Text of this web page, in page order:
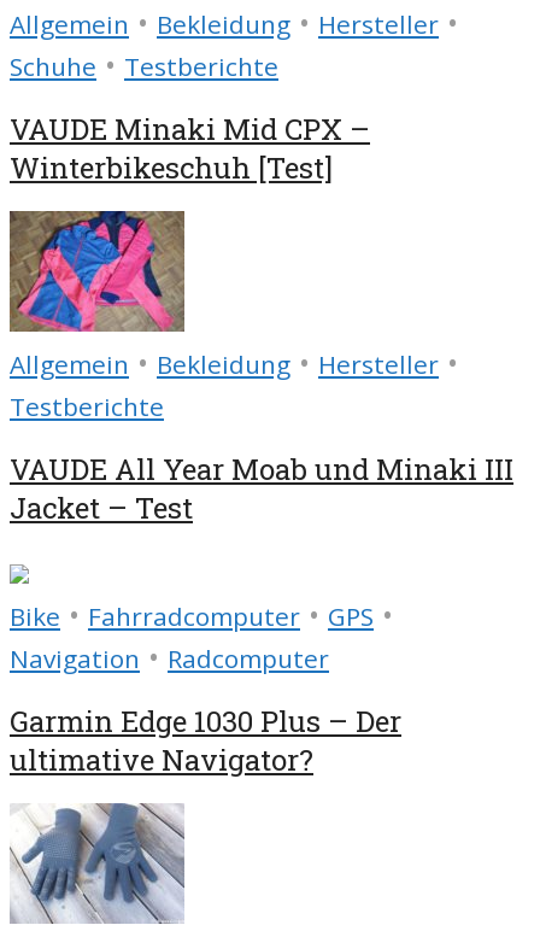
Allgemein • Bekleidung • Hersteller •
Schuhe • Testberichte
VAUDE Minaki Mid CPX –
Winterbikeschuh [Test]
Allgemein • Bekleidung • Hersteller •
Testberichte
VAUDE All Year Moab und Minaki III
Jacket – Test
Bike • Fahrradcomputer • GPS •
Navigation • Radcomputer
Garmin Edge 1030 Plus – Der
ultimative Navigator?